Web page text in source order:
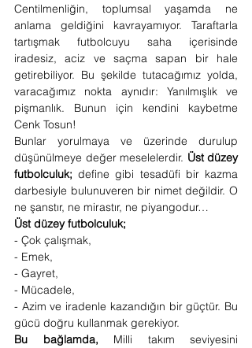
Centilmenliğin, toplumsal yaşamda ne
anlama geldiğini kavrayamıyor. Taraftarla
tartışmak futbolcuyu saha içerisinde
iradesiz, aciz ve saçma sapan bir hale
getirebiliyor. Bu şekilde tutacağımız yolda,
varacağımız nokta aynıdır: Yanılmışlık ve
pişmanlık. Bunun için kendini kaybetme
Cenk Tosun!
Bunlar yorulmaya ve üzerinde durulup
düşünülmeye değer meselelerdir. Üst düzey
futbolculuk; define gibi tesadüfi bir kazma
darbesiyle bulunuveren bir nimet değildir. O
ne şanstır, ne mirastır, ne piyangodur…
Üst düzey futbolculuk;
- Çok çalışmak,
- Emek,
- Gayret,
- Mücadele,
- Azim ve iradenle kazandığın bir güçtür. Bu
gücü doğru kullanmak gerekiyor.
Bu bağlamda, Milli takım seviyesini